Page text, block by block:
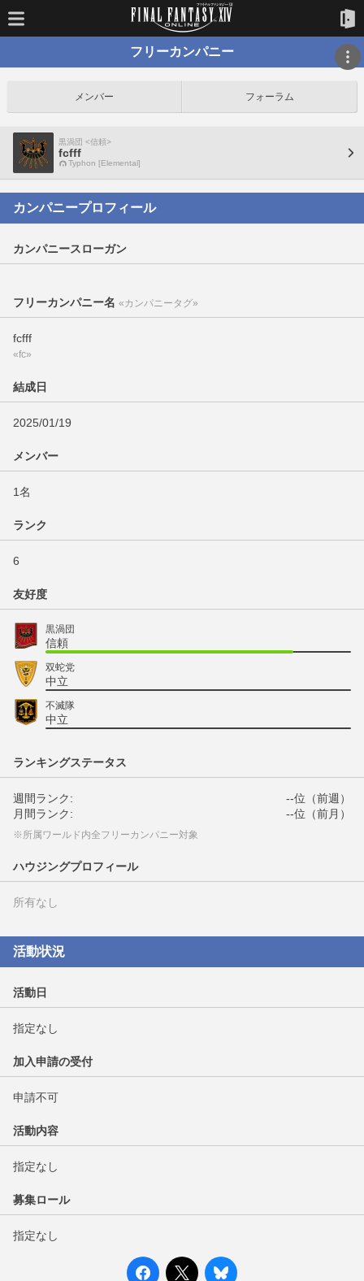
フリーカンパニー
メンバー フォーラム
黒渦団 <信頼>
fcfff
Typhon [Elemental]
カンパニープロフィール
カンパニースローガン
フリーカンパニー名 «カンパニータグ»
fcfff
«fc»
結成日
2025/01/19
メンバー
1名
ランク
6
友好度
黒渦団
信頼
双蛇党
中立
不滅隊
中立
ランキングステータス
週間ランク:
--位（前週）
月間ランク:
--位（前月）
※所属ワールド内全フリーカンパニー対象
ハウジングプロフィール
所有なし
活動状況
活動日
指定なし
加入申請の受付
申請不可
活動内容
指定なし
募集ロール
指定なし